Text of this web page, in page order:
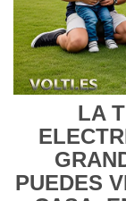
LA
PUEDES